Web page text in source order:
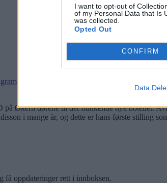
I want to opt-out of
of my Personal Data that Is
was collected.
Opted Out
CONFIRM
Data
på Økern dørene til det flunkende nye hotellet.
i mange år, og dette er hans første stilling
få oppdateringer rett i innboksen.